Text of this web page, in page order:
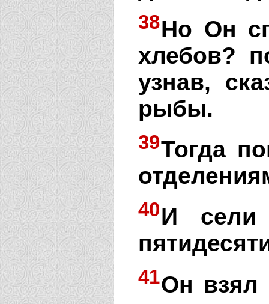
38Но Он
хлебов?
узнав,
рыбы.
39Тогда
40И
41Он взял